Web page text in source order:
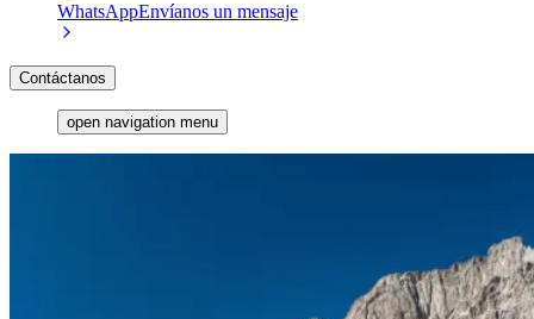
WhatsAppEnvíanos un mensaje
Contáctanos
open navigation menu